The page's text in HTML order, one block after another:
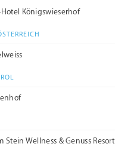
Königswieserhof
Stein Wellness & Genuss Resort